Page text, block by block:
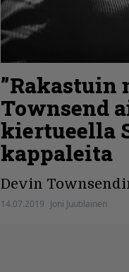
”Rakastuin
Townsend
kiertueella
kappaleita
Devin
14.07.2019 Joni Juutilainen